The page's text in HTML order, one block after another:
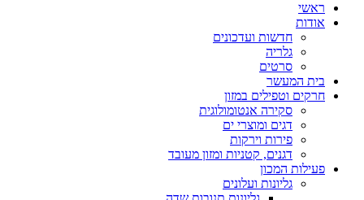
ראשי
אודות
חדשות ועדכונים
גלריה
סרטים
בית המעשר
חרקים וטפילים במזון
סקירה אנטומולוגית
דגים ומוצרי ים
פירות וירקות
דגנים, קטניות ומזון מעובד
פעילות המכון
גליונות ועלונים